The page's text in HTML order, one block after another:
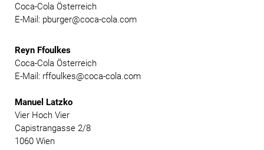
Coca-Cola Österreich
E-Mail: pburger@coca-cola.com
Reyn Ffoulkes
Coca-Cola Österreich
E-Mail: rffoulkes@coca-cola.com
Manuel Latzko
Vier Hoch Vier
Capistrangasse 2/8
1060 Wien